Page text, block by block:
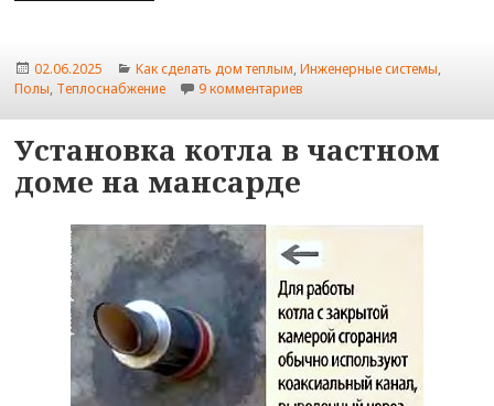
Опубликовано
02.06.2025 Рубрики
Kaк сделать дом теплым,Инженерные системы,
Полы, Теплоснабжение 9 комментариев
Установка котла в частном
доме на мансарде